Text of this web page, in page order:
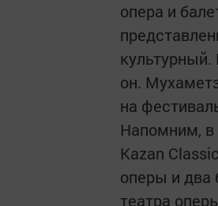
опера и
он.
на
Напомним, в
Kazan
оперы и два
театра